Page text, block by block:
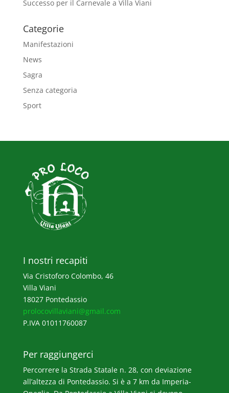
Successo per il Carnevale a Villa Viani
Categorie
Manifestazioni
News
Sagra
Senza categoria
Sport
I nostri recapiti
Via Cristoforo Colombo, 46
Villa Viani
18027 Pontedassio
prolocovillaviani@gmail.com
P.IVA 01011760087
Per raggiungerci
Percorrere la Strada Statale n. 28, con deviazione
all’altezza di Pontedassio. Si è a 7 km da Imperia-